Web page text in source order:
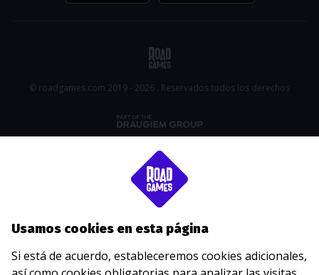
© roadgames.com 2019 - 2026 . Reservados todos los derechos
Usamos cookies en esta página
Si está de acuerdo, estableceremos cookies adicionales,